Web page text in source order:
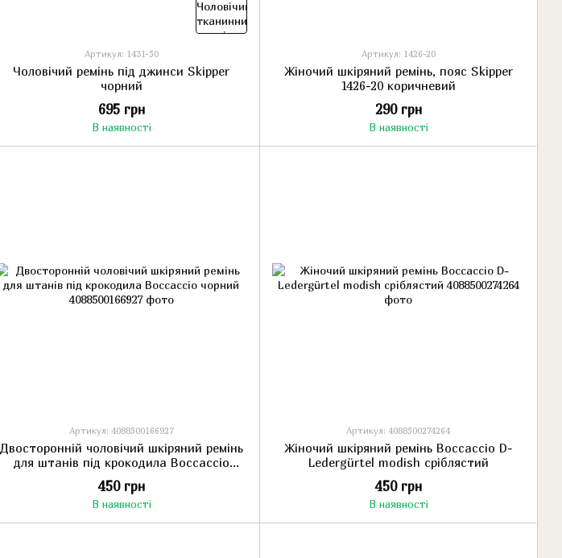
Артикул: 1431-50
Чоловічий ремінь під джинси Skipper
чорний
695 грн
В наявності
Артикул: 1426-20
Жіночий шкіряний ремінь, пояс Skipper
1426-20 коричневий
290 грн
В наявності
Артикул: 4088500166927
Двосторонній чоловічий шкіряний ремінь
для штанів під крокодила Boccaccio
чорний
450 грн
В наявності
Артикул: 4088500274264
Жіночий шкіряний ремінь Boccaccio D-
Ledergürtel modish сріблястий
450 грн
В наявності